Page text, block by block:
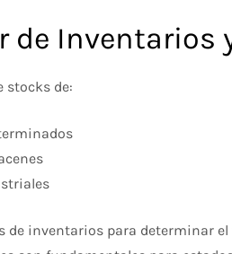
de Inventarios
stocks de:
de inventarios para determinar